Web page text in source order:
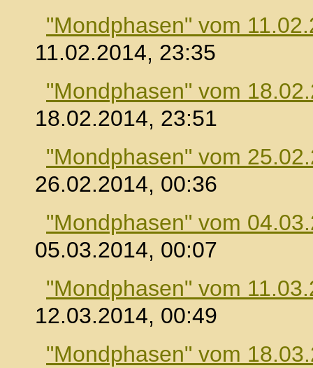
"Mondphasen" vom
11.02.2014, 23:35
"Mondphasen" vom
18.02.2014, 23:51
"Mondphasen" vom
26.02.2014, 00:36
"Mondphasen" vom
05.03.2014, 00:07
"Mondphasen" vom
12.03.2014, 00:49
"Mondphasen" vom